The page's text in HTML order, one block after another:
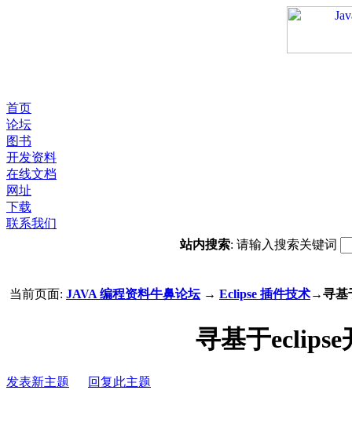
首页
论坛
图书
开发资料
在线文档
网址
下载
联系我们
站内搜索: 请输入搜索关键词
当前页面: JAVA 编程资料牛鼻论坛→ Eclipse 插件技术→寻基
寻基于
发表新主题 回复此主题